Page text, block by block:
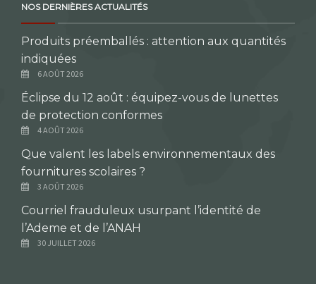
NOS DERNIÈRES ACTUALITÉS
Produits préemballés : attention aux quantités
indiquées
6 AOÛT 2026
Éclipse du 12 août : équipez-vous de lunettes
de protection conformes
4 AOÛT 2026
Que valent les labels environnementaux des
fournitures scolaires ?
3 AOÛT 2026
Courriel frauduleux usurpant l’identité de
l’Ademe et de l’ANAH
30 JUILLET 2026